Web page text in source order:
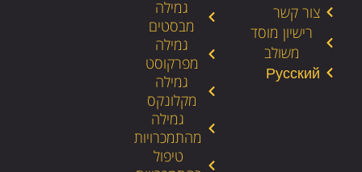
צור קשר
רישיון מוסד
משולב
גמילה
מבסטים
גמילה
מפרקוסט
גמילה
מקלונקס
גמילה
מהתמכרויות
טיפול